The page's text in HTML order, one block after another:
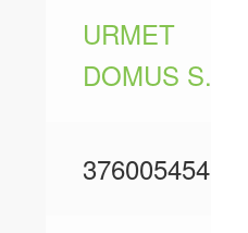
URMET
DOMUS